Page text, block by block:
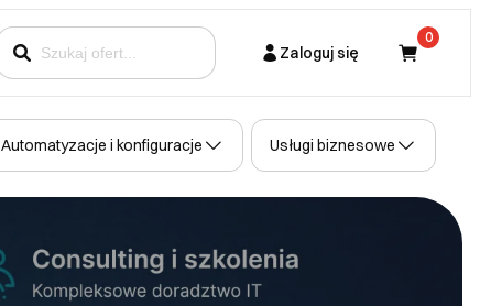
Zaloguj się
Kupujący
0
Automatyzacje i konfiguracje Usługi biznesowe